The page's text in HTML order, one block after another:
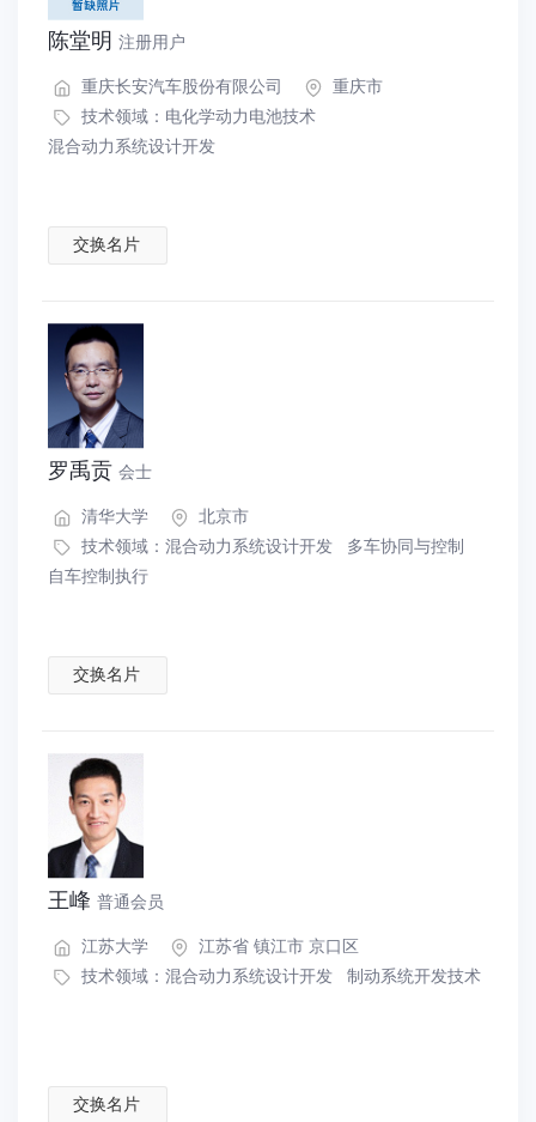
陈堂明 注册用户
重庆长安汽车股份有限公司
重庆市
技术领域： 电化学动力电池技术
混合动力系统设计开发
交换名片
罗禹贡 会士
清华大学
北京市
技术领域： 混合动力系统设计开发
多车协同与控制
自车控制执行
交换名片
王峰 普通会员
江苏大学
江苏省 镇江市 京口区
技术领域： 混合动力系统设计开发 制动系统开发技术
交换名片